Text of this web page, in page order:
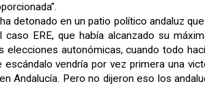
detonado en un patio político andaluz
caso ERE, que había alcanzado su
elecciones autonómicas, cuando todo
escándalo vendría por vez primera una
Andalucía. Pero no dijeron eso los